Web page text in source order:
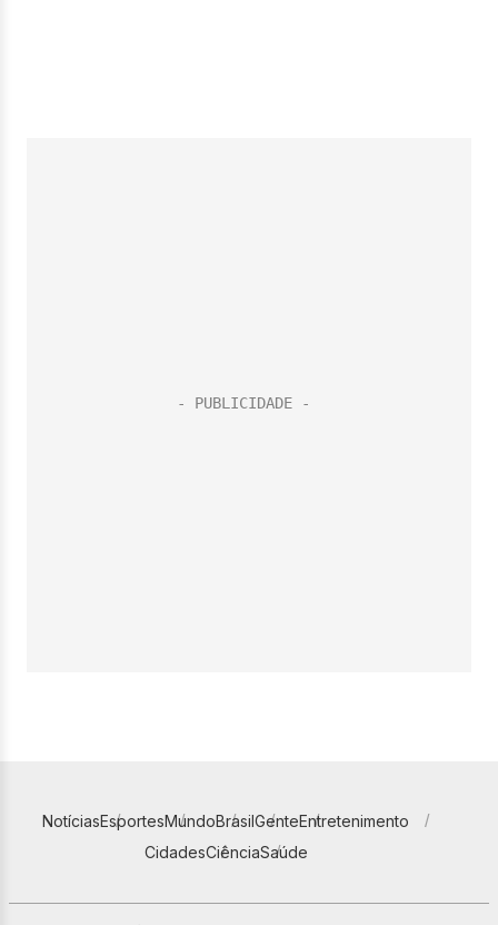
NotíciasEsportesMundoBrasilGenteEntretenimento
CidadesCiênciaSaúde